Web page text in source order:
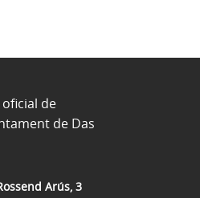
Arús, 3
de
de Das